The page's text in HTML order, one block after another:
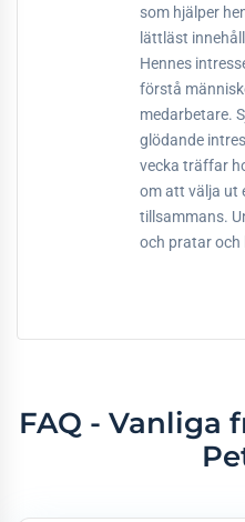
som hjälper
lättläst
Hennes
förstå
medarbetare.
glödande
vecka träffar
om att välja ut
tillsammans.
och pratar och
FAQ - Vanliga